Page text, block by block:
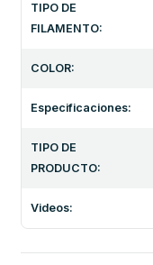
TIPO DE
FILAMENTO:
COLOR:
Especificaciones:
TIPO DE
PRODUCTO:
Videos: